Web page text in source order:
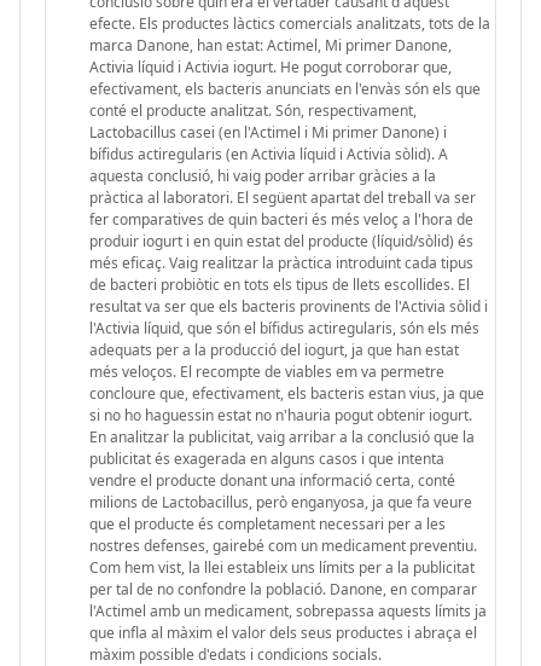
efecte. Els productes làctics comercials analitzats, tots de la
marca Danone, han estat: Actimel, Mi primer Danone,
Activia líquid i Activia iogurt. He pogut corroborar que,
efectivament, els bacteris anunciats en l'envàs són els que
conté el producte analitzat. Són, respectivament,
Lactobacillus casei (en l'Actimel i Mi primer Danone) i
bífidus actiregularis (en Activia líquid i Activia sòlid). A
aquesta conclusió, hi vaig poder arribar gràcies a la
pràctica al laboratori. El següent apartat del treball va ser
fer comparatives de quin bacteri és més veloç a l'hora de
produir iogurt i en quin estat del producte (líquid/sòlid) és
més eficaç. Vaig realitzar la pràctica introduint cada tipus
de bacteri probiòtic en tots els tipus de llets escollides. El
resultat va ser que els bacteris provinents de l'Activia sòlid i
l'Activia líquid, que són el bífidus actiregularis, són els més
adequats per a la producció del iogurt, ja que han estat
més veloços. El recompte de viables em va permetre
concloure que, efectivament, els bacteris estan vius, ja que
si no ho haguessin estat no n'hauria pogut obtenir iogurt.
En analitzar la publicitat, vaig arribar a la conclusió que la
publicitat és exagerada en alguns casos i que intenta
vendre el producte donant una informació certa, conté
milions de Lactobacillus, però enganyosa, ja que fa veure
que el producte és completament necessari per a les
nostres defenses, gairebé com un medicament preventiu.
Com hem vist, la llei estableix uns límits per a la publicitat
per tal de no confondre la població. Danone, en comparar
l'Actimel amb un medicament, sobrepassa aquests límits ja
que infla al màxim el valor dels seus productes i abraça el
màxim possible d'edats i condicions socials.